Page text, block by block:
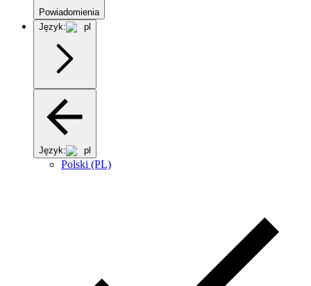
Powiadomienia
Język:
pl
Język: pl
Polski (PL)